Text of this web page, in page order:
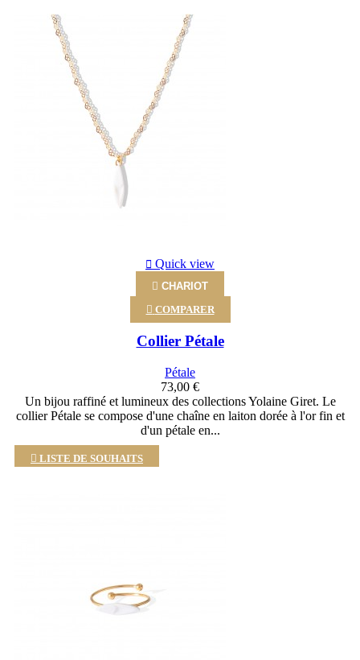
Quick view
 CHARIOT
 COMPARER
Collier Pétale
Pétale
73,00 €
Un bijou raffiné et lumineux des collections Yolaine Giret. Le
collier Pétale se compose d'une chaîne en laiton dorée à l'or fin et
d'un pétale en...
 LISTE DE SOUHAITS